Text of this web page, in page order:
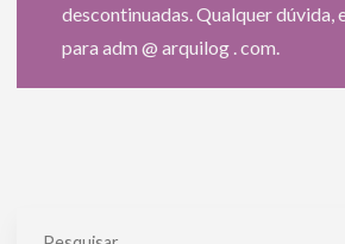
descontinuadas. Qualquer dúvida,
para adm @ arquilog . com.